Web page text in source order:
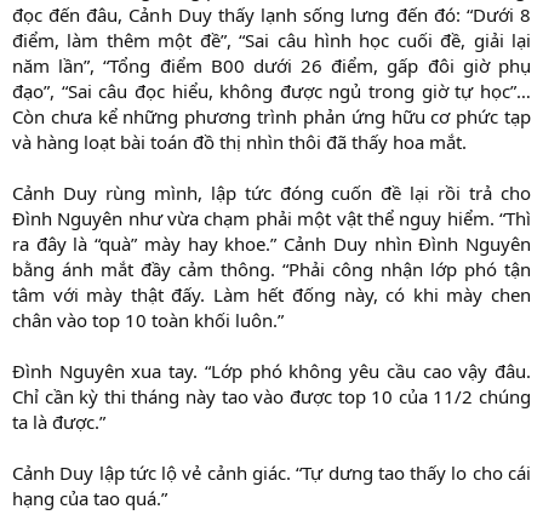
đọc đến đâu, Cảnh Duy thấy lạnh sống lưng đến đó: “Dưới 8
điểm, làm thêm một đề”, “Sai câu hình học cuối đề, giải lại
năm lần”, “Tổng điểm B00 dưới 26 điểm, gấp đôi giờ phụ
đạo”, “Sai câu đọc hiểu, không được ngủ trong giờ tự học”…
Còn chưa kể những phương trình phản ứng hữu cơ phức tạp
và hàng loạt bài toán đồ thị nhìn thôi đã thấy hoa mắt.
Cảnh Duy rùng mình, lập tức đóng cuốn đề lại rồi trả cho
Đình Nguyên như vừa chạm phải một vật thể nguy hiểm. “Thì
ra đây là “quà” mày hay khoe.” Cảnh Duy nhìn Đình Nguyên
bằng ánh mắt đầy cảm thông. “Phải công nhận lớp phó tận
tâm với mày thật đấy. Làm hết đống này, có khi mày chen
chân vào top 10 toàn khối luôn.”
Đình Nguyên xua tay. “Lớp phó không yêu cầu cao vậy đâu.
Chỉ cần kỳ thi tháng này tao vào được top 10 của 11/2 chúng
ta là được.”
Cảnh Duy lập tức lộ vẻ cảnh giác. “Tự dưng tao thấy lo cho cái
hạng của tao quá.”